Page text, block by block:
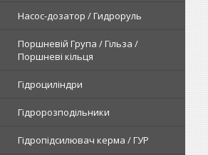
Насос-дозатор / Гидроруль
Поршневій Група / Гільза /
Поршневі кільця
Гідроциліндри
Гідророзподільники
Гідропідсилювач керма / ГУР